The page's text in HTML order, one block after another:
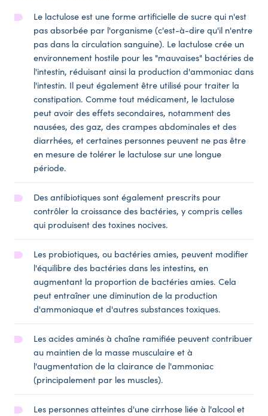
Le lactulose est une forme artificielle de sucre qui n'est
pas absorbée par l'organisme (c'est-à-dire qu'il n'entre
pas dans la circulation sanguine). Le lactulose crée un
environnement hostile pour les "mauvaises" bactéries de
l'intestin, réduisant ainsi la production d'ammoniac dans
l'intestin. Il peut également être utilisé pour traiter la
constipation. Comme tout médicament, le lactulose
peut avoir des effets secondaires, notamment des
nausées, des gaz, des crampes abdominales et des
diarrhées, et certaines personnes peuvent ne pas être
en mesure de tolérer le lactulose sur une longue
période.
Des antibiotiques sont également prescrits pour
contrôler la croissance des bactéries, y compris celles
qui produisent des toxines nocives.
Les probiotiques, ou bactéries amies, peuvent modifier
l'équilibre des bactéries dans les intestins, en
augmentant la proportion de bactéries amies. Cela
peut entraîner une diminution de la production
d'ammoniaque et d'autres substances toxiques.
Les acides aminés à chaîne ramifiée peuvent contribuer
au maintien de la masse musculaire et à
l'augmentation de la clairance de l'ammoniac
(principalement par les muscles).
Les personnes atteintes d'une cirrhose liée à l'alcool et